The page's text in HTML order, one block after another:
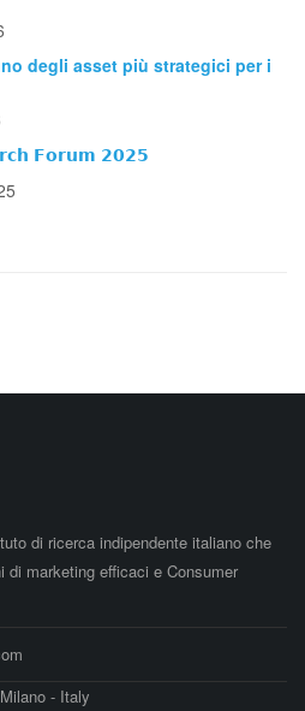
degli asset più strategici per i
𝗙𝗼𝗿𝘂𝗺 𝟮𝟬𝟮𝟱
di ricerca indipendente italiano che
marketing efficaci e Consumer
- Italy